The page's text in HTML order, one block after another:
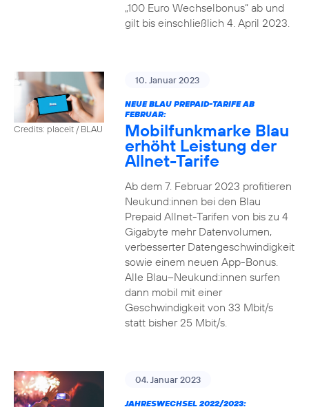
„100 Euro Wechselbonus“ ab und
gilt bis einschließlich 4. April 2023.
Credits: placeit / BLAU
10. Januar 2023
NEUE BLAU PREPAID-TARIFE AB
FEBRUAR:
Mobilfunkmarke Blau
erhöht Leistung der
Allnet-Tarife
Ab dem 7. Februar 2023 profitieren
Neukund:innen bei den Blau
Prepaid Allnet-Tarifen von bis zu 4
Gigabyte mehr Datenvolumen,
verbesserter Datengeschwindigkeit
sowie einem neuen App-Bonus.
Alle Blau–Neukund:innen surfen
dann mobil mit einer
Geschwindigkeit von 33 Mbit/s
statt bisher 25 Mbit/s.
04. Januar 2023
JAHRESWECHSEL 2022/2023: